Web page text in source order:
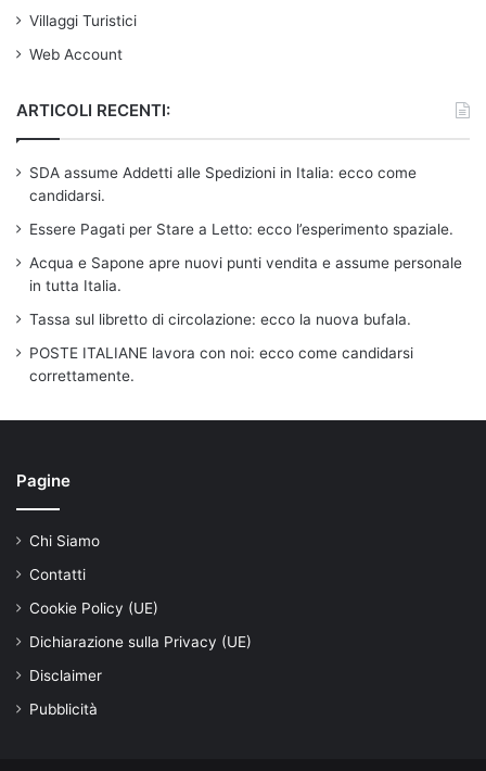
Villaggi Turistici
Web Account
ARTICOLI RECENTI:
SDA assume Addetti alle Spedizioni in Italia: ecco come
candidarsi.
Essere Pagati per Stare a Letto: ecco l’esperimento spaziale.
Acqua e Sapone apre nuovi punti vendita e assume personale
in tutta Italia.
Tassa sul libretto di circolazione: ecco la nuova bufala.
POSTE ITALIANE lavora con noi: ecco come candidarsi
correttamente.
Pagine
Chi Siamo
Contatti
Cookie Policy (UE)
Dichiarazione sulla Privacy (UE)
Disclaimer
Pubblicità